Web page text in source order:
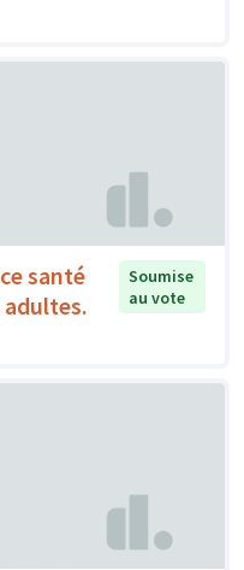
santé
adultes.
Soumise
au vote